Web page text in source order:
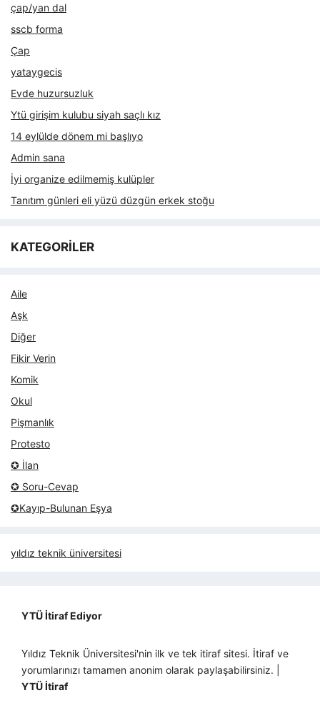
çap/yan dal
sscb forma
Çap
yataygecis
Evde huzursuzluk
Ytü girişim kulubu siyah saçlı kız
14 eylülde dönem mi başlıyo
Admin sana
İyi organize edilmemiş kulüpler
Tanıtım günleri eli yüzü düzgün erkek stoğu
KATEGORİLER
Aile
Aşk
Diğer
Fikir Verin
Komik
Okul
Pişmanlık
Protesto
✪ İlan
✪ Soru-Cevap
✪Kayıp-Bulunan Eşya
yıldız teknik üniversitesi
YTÜ İtiraf Ediyor
Yıldız Teknik Üniversitesi'nin ilk ve tek itiraf sitesi. İtiraf ve
yorumlarınızı tamamen anonim olarak paylaşabilirsiniz. |
YTÜ İtiraf